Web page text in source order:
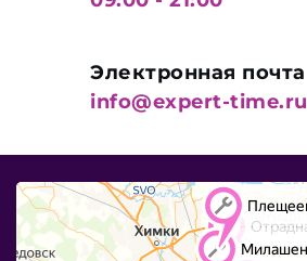
Электронная почта
info@expert-time.ru